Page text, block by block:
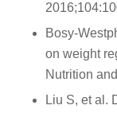
Bosy-
on weight
Nutrition
Liu S, et al.